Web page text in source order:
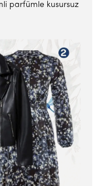
parfümle kusursuz